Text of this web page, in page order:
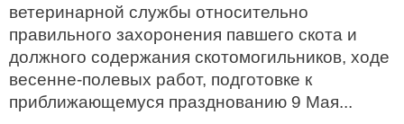
ветеринарной службы относительно
правильного захоронения павшего скота и
должного содержания скотомогильников, ходе
весенне-полевых работ, подготовке к
приближающемуся празднованию 9 Мая...